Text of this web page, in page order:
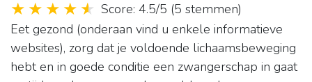
Score: 4.5/5 (5 stemmen)
Eet gezond (onderaan vind u enkele informatieve
websites), zorg dat je voldoende lichaamsbeweging
hebt en in goede conditie een zwangerschap in gaat